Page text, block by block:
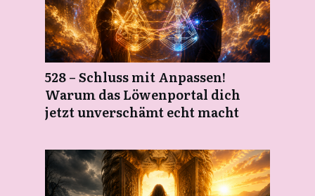
528 – Schluss mit Anpassen!
Warum das Löwenportal dich
jetzt unverschämt echt macht